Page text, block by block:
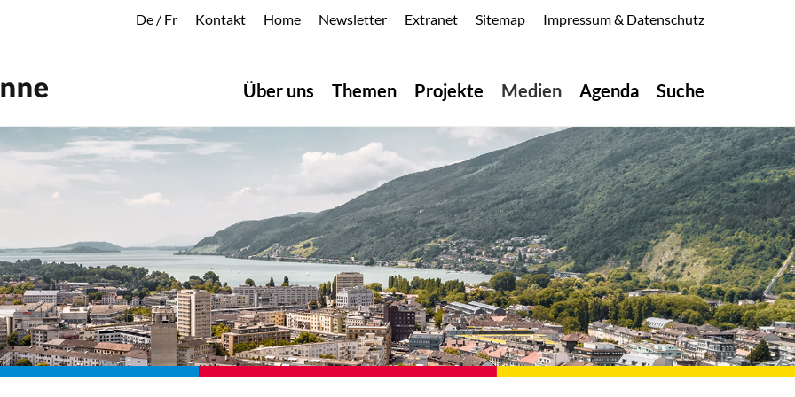
De / Fr Kontakt Home Newsletter Extranet Sitemap Impressum & Datenschutz
Über uns Themen Projekte Medien Agenda Suche